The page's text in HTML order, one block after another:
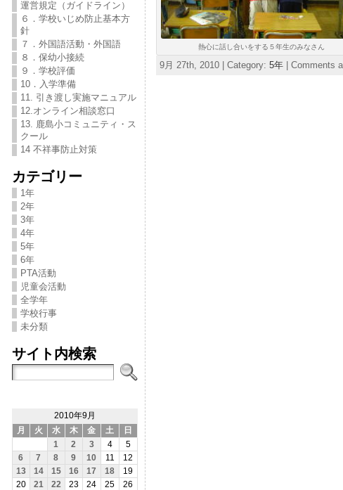
運営規定（ガイドライン）
６．学校いじめ防止基本方
針
７．外国語活動・外国語
８．保幼小接続
９．学校評価
10．入学準備
11. 引き渡し実施マニュアル
12.オンライン相談窓口
13. 鹿島小コミュニティ・ス
クール
14 不祥事防止対策
カテゴリー
1年
2年
3年
4年
5年
6年
PTA活動
児童会活動
全学年
学校行事
未分類
サイト内検索
2010年9月
月
火 水 木 金 土 日
1 2 3 4
5
6
7 8 9 10 11
12
13
14 15 16 17 18
19
20
21 22 23 24 25
26
熱心に話し合いをする５年生のみなさん
9月 27th, 2010 | Category: 5年| Comments